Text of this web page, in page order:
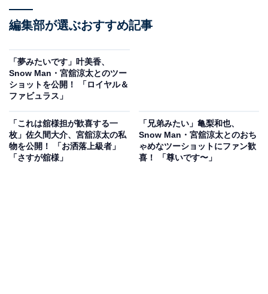
編集部が選ぶおすすめ記事
「夢みたいです」叶美香、
Snow Man・宮舘涼太とのツー
ショットを公開！ 「ロイヤル＆
ファビュラス」
「これは舘様担が歓喜する一
枚」佐久間大介、宮舘涼太の私
物を公開！ 「お洒落上級者」
「さすが舘様」
「兄弟みたい」亀梨和也、
Snow Man・宮舘涼太とのおち
ゃめなツーショットにファン歓
喜！ 「尊いです〜」